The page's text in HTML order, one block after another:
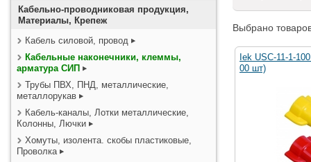
Кабельно-проводниковая продукция,
Материалы, Крепеж
Кабель силовой, провод
Кабельные наконечники, клеммы,
арматура СИП
Трубы ПВХ, ПНД, металлические,
металлорукав
Кабель-каналы, Лотки металлические,
Колонны, Лючки
Хомуты, изолента. скобы пластиковые,
Проволка
Выбрано
Iek USC-11-1-
00 шт)